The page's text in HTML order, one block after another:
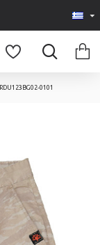
RDU123BG02-0101